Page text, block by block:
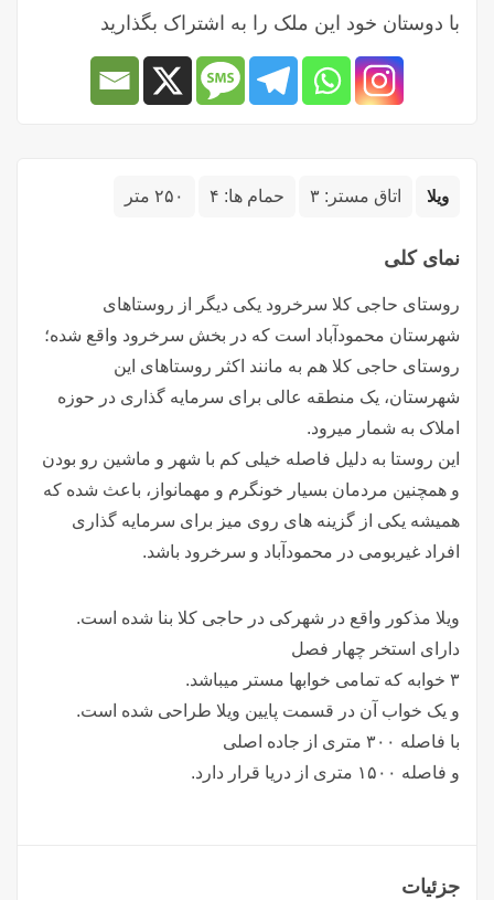
ویلا اتاق مستر: ۳ حمام ها: ۴ ۲۵۰ متر
نمای کلی
روستای حاجی کلا سرخرود یکی دیگر از روستاهای
شهرستان محمودآباد است که در بخش سرخرود واقع شده؛
روستای حاجی کلا هم به مانند اکثر روستاهای این
شهرستان، یک منطقه عالی برای سرمایه گذاری در حوزه
املاک به شمار میرود.
این روستا به دلیل فاصله خیلی کم با شهر و ماشین رو بودن
و همچنین مردمان بسیار خونگرم و مهمانواز، باعث شده که
همیشه یکی از گزینه های روی میز برای سرمایه گذاری
افراد غیربومی در محمودآباد و سرخرود باشد.
ویلا مذکور واقع در شهرکی در حاجی کلا بنا شده است.
دارای استخر چهار فصل
۳ خوابه که تمامی خوابها مستر میباشد.
و یک خواب آن در قسمت پایین ویلا طراحی شده است.
با فاصله ۳۰۰ متری از جاده اصلی
و فاصله ۱۵۰۰ متری از دریا قرار دارد.
جزئیات
با دوستان خود این ملک را به اشتراک بگذارید